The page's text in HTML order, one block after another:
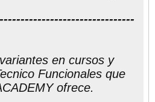
en cursos y
Funcionales que
ofrece.